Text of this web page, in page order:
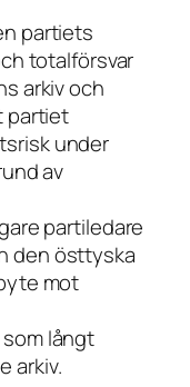
partiets
totalförsvar
arkiv och
partiet
under
av
partiledare
den östtyska
mot
långt
arkiv.